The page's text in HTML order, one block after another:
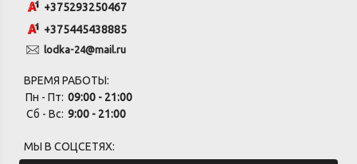
+375293250467
+375445438885
lodka-24@mail.ru
ВРЕМЯ РАБОТЫ:
Пн - Пт: 09:00 - 21:00
Сб - Вс: 9:00 - 21:00
МЫ В СОЦСЕТЯХ: